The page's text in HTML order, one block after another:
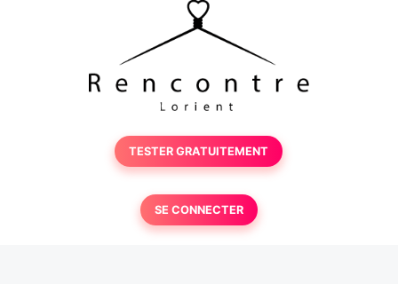
TESTER GRATUITEMENT
SE CONNECTER